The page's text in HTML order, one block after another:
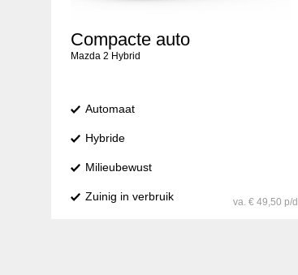
Compacte auto
Mazda 2 Hybrid
Automaat
Hybride
Milieubewust
Zuinig in verbruik va. € 49,50 p/d